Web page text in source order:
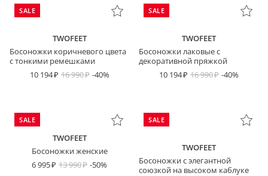
SALE
TWOFEET
Босоножки коричневого цвета
с тонкими ремешками
10 194
16 990 -40%
SALE
TWOFEET
Босоножки лаковые с
декоративной пряжкой
10 194
16 990 -40%
SALE
TWOFEET
Босоножки женские
6 995
13 990 -50%
SALE
TWOFEET
Босоножки с элегантной
союзкой на высоком каблуке